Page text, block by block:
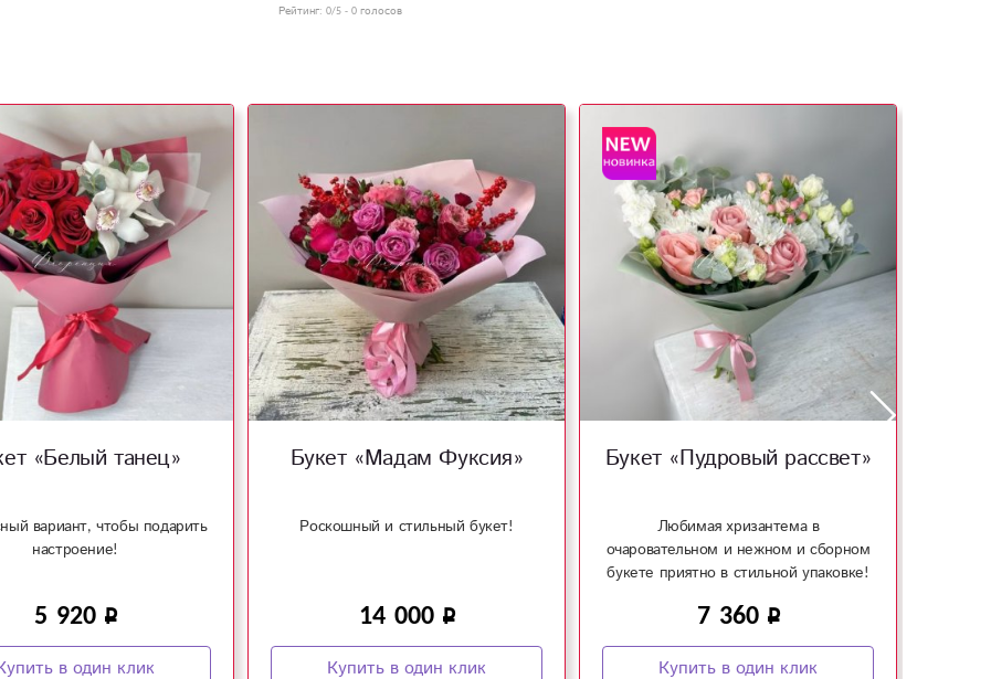
Рейтинг: 0/5 - 0 голосов
«Белый танец»
вариант, чтобы подарить
настроение!
5 920
в один клик
Букет «Мадам Фуксия»
Роскошный и стильный букет!
14 000
Купить в один клик
Букет «Пудровый рассвет»
Любимая хризантема в
очаровательном и нежном и сборном
букете приятно в стильной упаковке!
7 360
Купить в один клик